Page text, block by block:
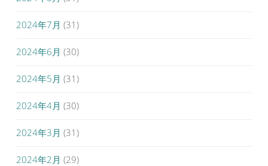
2024年7月 (31)
2024年6月 (30)
2024年5月 (31)
2024年4月 (30)
2024年3月 (31)
2024年2月 (29)